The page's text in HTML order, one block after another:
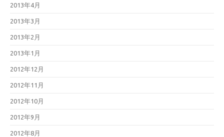
2013年4月
2013年3月
2013年2月
2013年1月
2012年12月
2012年11月
2012年10月
2012年9月
2012年8月